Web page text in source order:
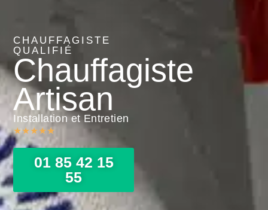
CHAUFFAGISTE
QUALIFIÉ
Chauffagiste
Artisan
Installation et Entretien
★★★★★
01 85 42 15
55